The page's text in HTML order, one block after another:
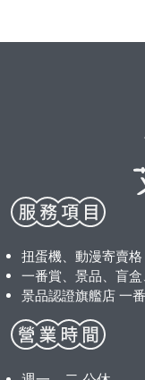
扭蛋機、動漫寄賣格
一番賞、景品、盲盒
景品認證旗艦店 一